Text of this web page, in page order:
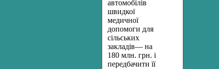
автомобілів
швидкої
медичної
допомоги для
сільських
закладів— на
180 млн. грн. і
передбачити її